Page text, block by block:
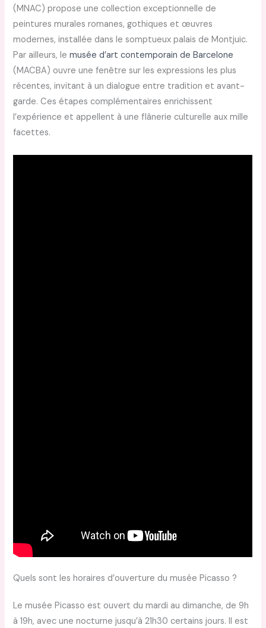
(MNAC) propose une collection exceptionnelle de
peintures murales romanes, gothiques et œuvres
modernes, installée dans le somptueux palais de Montjuïc.
Par ailleurs, lemusée d’art contemporain de Barcelone
(MACBA) ouvre une fenêtre sur les expressions les plus
récentes, invitant à un dialogue entre tradition et avant-
garde. Ces étapes complémentaires enrichissent
l’expérience et appellent à une flânerie culturelle aux mille
facettes.
Quels sont les horaires d’ouverture du musée Picasso ?
Le musée Picasso est ouvert du mardi au dimanche, de 9h
à 19h, avec une nocturne jusqu’à 21h30 certains jours. Il est